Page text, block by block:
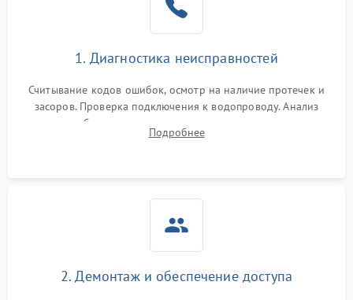
Проблемы с1. Диагностика неисправностей
Считывание кодов ошибок, осмотр на наличие протечек и
засоров. Проверка подключения к водопроводу. Анализ
жалоб на отсутствие слива, нагрева, вращения
разбрызгивателей или срабатывание системы защиты
Подробнее
2. Демонтаж и обеспечение доступа